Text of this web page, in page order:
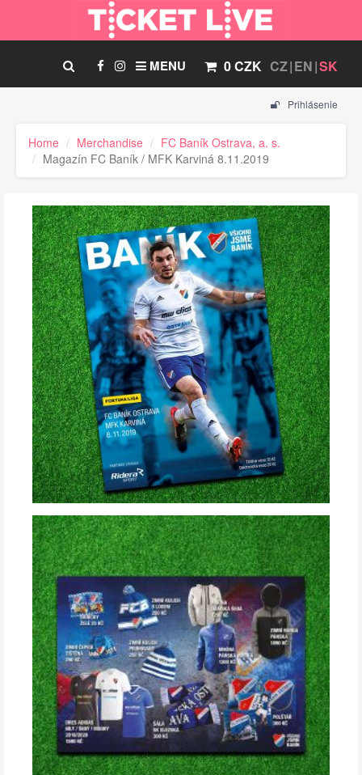
CZ EN SK
0 CZK
MENU
Prihlásenie
Home Merchandise
FC Baník Ostrava, a. s.
Magazín FC Baník / MFK Karviná 8.11.2019